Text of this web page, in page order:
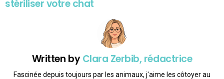
stériliser votre chat
Written byClara Zerbib, rédactrice
Fascinée depuis toujours par les animaux, j'aime les côtoyer au